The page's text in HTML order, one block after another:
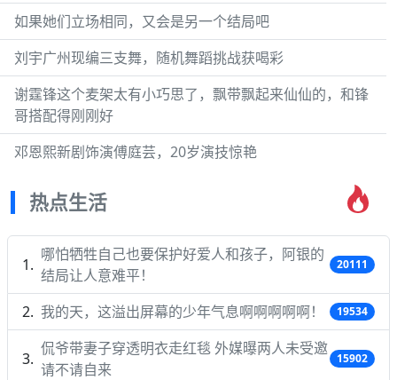
如果她们立场相同，又会是另一个结局吧
刘宇广州现编三支舞，随机舞蹈挑战获喝彩
谢霆锋这个麦架太有小巧思了，飘带飘起来仙仙的，和锋
哥搭配得刚刚好
邓恩熙新剧饰演傅庭芸，20岁演技惊艳
热点生活
哪怕牺牲自己也要保护好爱人和孩子，阿银的
结局让人意难平！
20111
我的天，这溢出屏幕的少年气息啊啊啊啊啊！ 19534
侃爷带妻子穿透明衣走红毯 外媒曝两人未受邀
请不请自来
15902